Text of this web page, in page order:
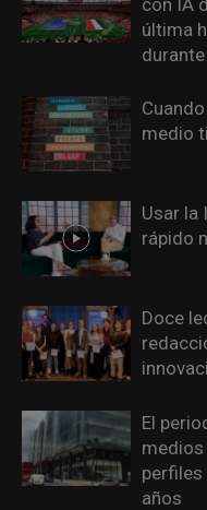
última
durante
medio
Usar la
rápido
Doce
El
medios
perfiles
años